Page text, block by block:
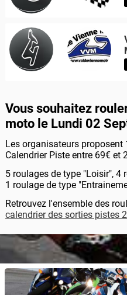
Vous souhaitez
moto le Lundi 02
Les organisateurs
Calendrier Piste entre 69€ et
5 roulages de type "Loisir", 4
1 roulage de type
Retrouvez l'ensemble des
calendrier des sorties pistes